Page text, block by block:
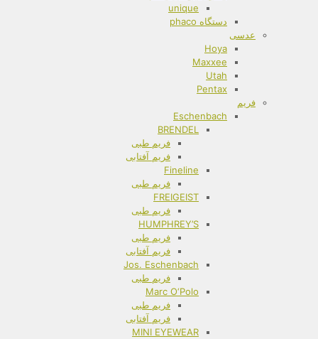
unique
دستگاه phaco
عدسی
Hoya
Maxxee
Utah
Pentax
فریم
Eschenbach
BRENDEL
فریم طبی
فریم آفتابی
Fineline
فریم طبی
FREIGEIST
فریم طبی
HUMPHREY’S
فریم طبی
فریم آفتابی
Jos. Eschenbach
فریم طبی
Marc O‘Polo
فریم طبی
فریم آفتابی
MINI EYEWEAR